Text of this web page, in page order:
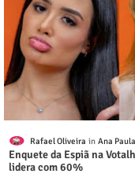
Rafael Oliveira Ana
Enquete da Espiã na
lidera com 60%